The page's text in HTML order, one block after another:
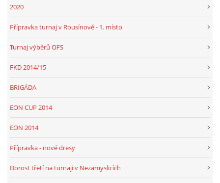
2020
Přípravka turnaj v Rousínově - 1. místo
Turnaj výběrů OFS
FKD 2014/15
BRIGÁDA
EON CUP 2014
EON 2014
Přípravka - nové dresy
Dorost třetí na turnaji v Nezamyslicích